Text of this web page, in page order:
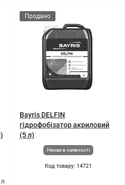
л
Продано
Bayris DELFIN
гідрофобізатор акриловий
(5 л)
Немає в наявності
Код товару: 14721